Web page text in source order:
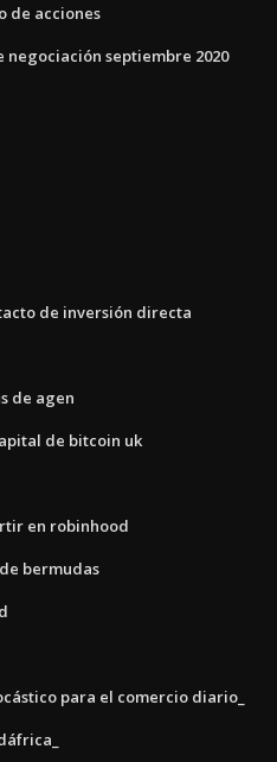
de acciones
septiembre 2020
de inversión directa
de agen
de bitcoin uk
en robinhood
bermudas
para el comercio diario_